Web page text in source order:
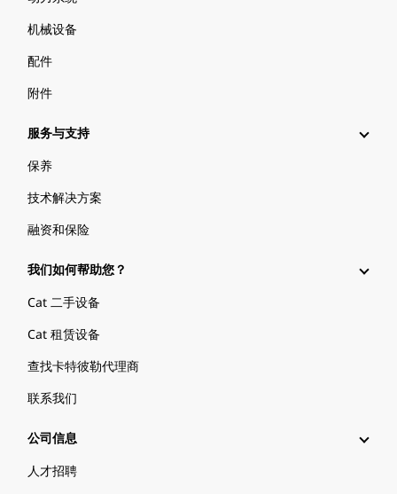
机械设备
配件
附件
服务与支持
保养
技术解决方案
融资和保险
我们如何帮助您？
Cat 二手设备
Cat 租赁设备
查找卡特彼勒代理商
联系我们
公司信息
人才招聘